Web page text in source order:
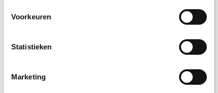
Voorkeuren
Statistieken
Marketing
MAGNATE - 290T RPET rugzak trolley